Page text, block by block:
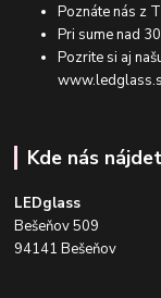
Poznáte nás z
Pri sume nad
Pozrite si aj
Kde nás
LEDglass
Bešeňov 509
94141 Bešeňov